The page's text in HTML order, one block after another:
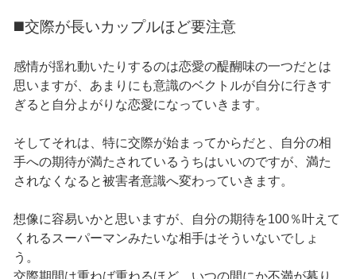
◼️交際が長いカップルほど要注意
感情が揺れ動いたりするのは恋愛の醍醐味の一つだとは
思いますが、あまりにも意識のベクトルが自分に行きす
ぎると自分よがりな恋愛になっていきます。
そしてそれは、特に交際が始まってからだと、自分の相
手への期待が満たされているうちはいいのですが、満た
されなくなると被害者意識へ変わっていきます。
想像に容易いかと思いますが、自分の期待を100％叶えて
くれるスーパーマンみたいな相手はそういないでしょ
う。